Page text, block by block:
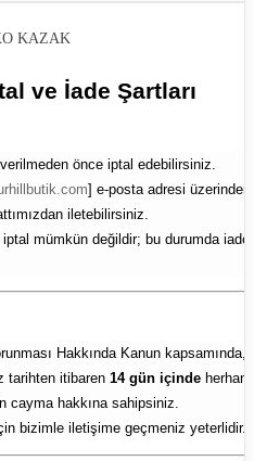
KAZAK
ve İade Şartları
önce iptal edebilirsiniz.
] e-posta adresi üzerinden
iletebilirsiniz.
mümkün değildir; bu durumda iade
Hakkında Kanun kapsamında,
tarihten itibaren 14 gün içinde
cayma hakkına sahipsiniz.
bizimle iletişime geçmeniz yeterlidir.